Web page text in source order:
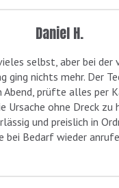
Daniel H.
selbst, aber bei
ging nichts mehr. Der
Abend, prüfte alles per
Ursache ohne Dreck zu
und preislich in
bei Bedarf wieder